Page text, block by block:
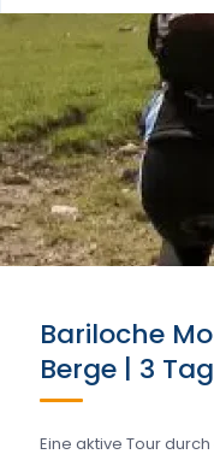
Bariloche
Berge | 3
Eine aktive Tour